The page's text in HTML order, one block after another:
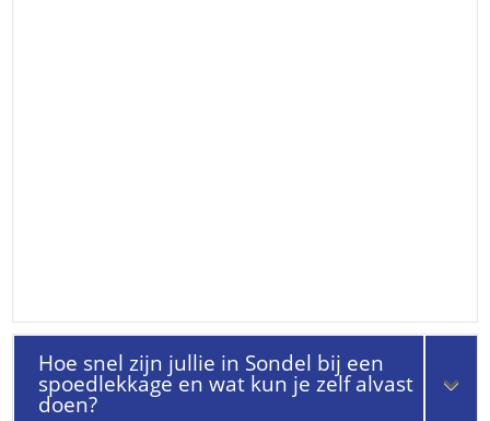
Hoe snel zijn jullie in Sondel bij een
spoedlekkage en wat kun je zelf alvast
doen?